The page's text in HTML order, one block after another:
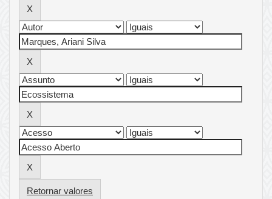
Retornar valores